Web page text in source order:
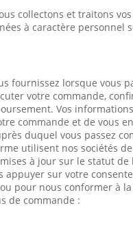
collectons et traitons
à caractère personnel
fournissez lorsque vous
votre commande,
Vos
commande et de vous
duquel vous passez
utilisent nos sociétés
à jour sur le statut de
appuyer sur votre
pour nous conformer à
de commande :